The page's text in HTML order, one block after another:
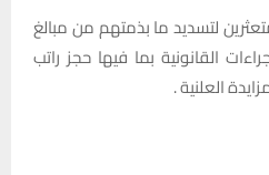
لتسديد ما بذمتهم من مبالغ
القانونية بما فيها حجز راتب
العلنية .